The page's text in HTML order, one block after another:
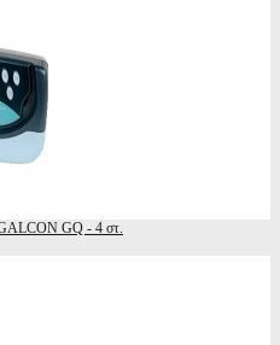
GALCON GQ - 4 στ.